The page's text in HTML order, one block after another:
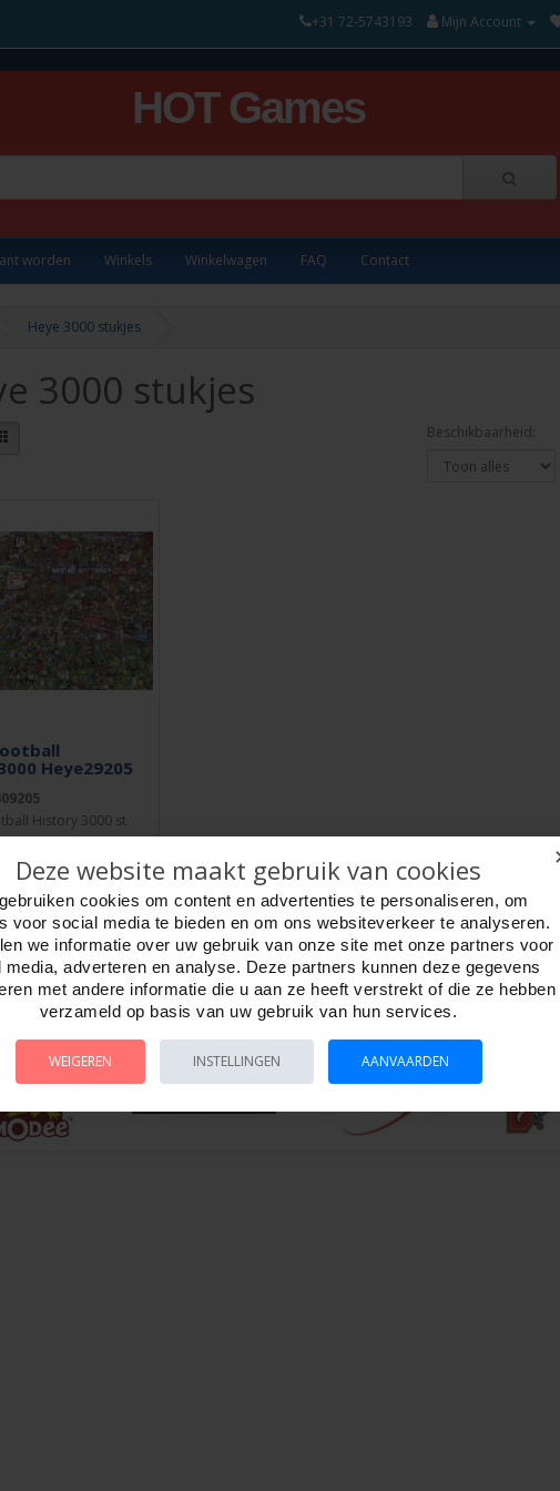
+31 72-5743193 Mijn Account
HOT Games
worden Winkels Winkelwagen FAQ Contact
Heye 3000 stukjes
3000 stukjes
Beschikbaarheid:
Heye29205
History 3000 st.
EditieArtist, Alex
Mishmash Cartoon.
Deze website maakt gebruik van cookies
cookies om content en advertenties te personaliseren, om
voor social media te bieden en om ons websiteverkeer te analyseren.
we informatie over uw gebruik van onze site met onze partners voor
media, adverteren en analyse. Deze partners kunnen deze gegevens
met andere informatie die u aan ze heeft verstrekt of die ze hebben
verzameld op basis van uw gebruik van hun services.
WEIGEREN INSTELLINGEN AANVAARDEN